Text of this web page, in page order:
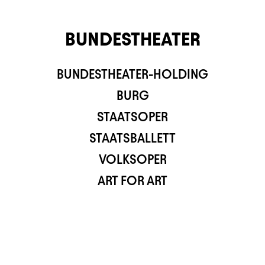
BUNDESTHEATER
BUNDESTHEATER-HOLDING
BURG
STAATSOPER
STAATSBALLETT
VOLKSOPER
ART FOR ART